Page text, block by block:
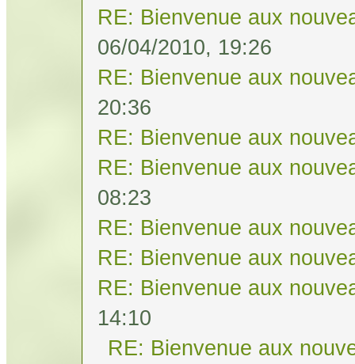
RE: Bienvenue aux
06/04/2010, 19:26
RE: Bienvenue aux
20:36
RE: Bienvenue aux
RE: Bienvenue aux
08:23
RE: Bienvenue aux
RE: Bienvenue aux
RE: Bienvenue aux
14:10
RE: Bienvenue aux